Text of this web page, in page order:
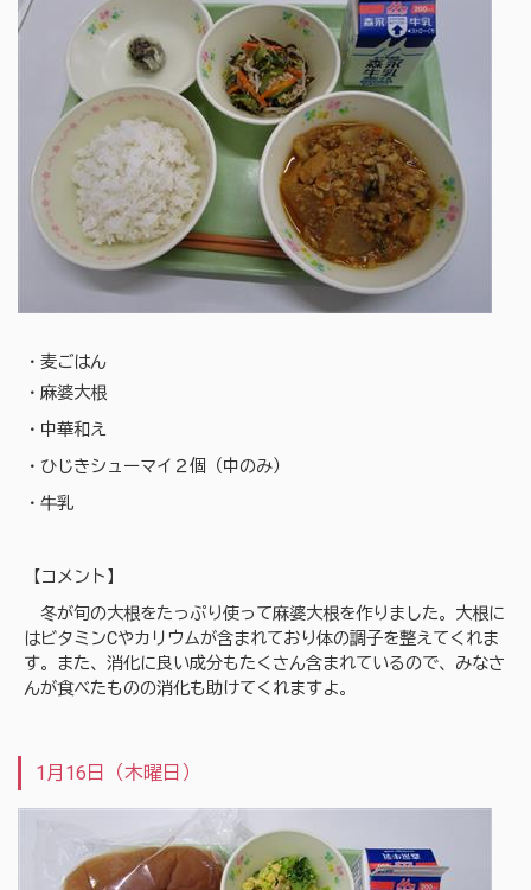
・麦ごはん
・麻婆大根
・中華和え
・ひじきシューマイ２個（中のみ）
・牛乳
【コメント】
冬が旬の大根をたっぷり使って麻婆大根を作りました。大根に
はビタミンCやカリウムが含まれており体の調子を整えてくれま
す。また、消化に良い成分もたくさん含まれているので、みなさ
んが食べたものの消化も助けてくれますよ。
1月16日（木曜日）